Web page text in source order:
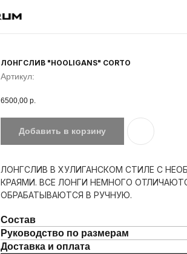
ЛОНГСЛИВ "HOOLIGANS" CORTO
Артикул:
6500,00 р.
Добавить в корзину
ЛОНГСЛИВ В ХУЛИГАНСКОМ СТИЛЕ С
КРАЯМИ. ВСЕ ЛОНГИ НЕМНОГО
ОБРАБАТЫВАЮТСЯ В РУЧНУЮ.
Состав
Руководство по размерам
Доставка и оплата